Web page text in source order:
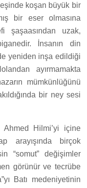
koşan büyük bir
bir eser olmasına
şaşaasından uzak,
İnsanın din
yeniden inşa edildiği
ayırmamakta
mümkünlüğünü
bir ney sesi
Ahmed Hilmi’yi içine
arayışında birçok
“somut” değişimler
görünür ve tecrübe
Batı medeniyetinin